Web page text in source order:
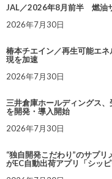
JAL／2026年8月前半 燃油
2026年7月30日
椿本チエイン／再生可能エ
現を加速
2026年7月30日
三井倉庫ホールディングス、
を開発・導入開始
2026年7月30日
“独自開発こだわり”のサプ
がEC自動出荷アプリ「シッ